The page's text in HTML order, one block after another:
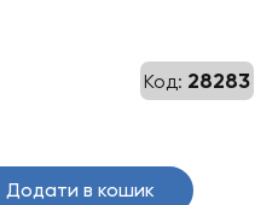
Код: 28283
Додати в кошик